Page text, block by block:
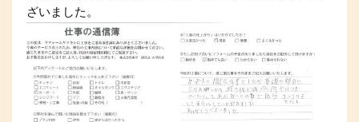
ざいました。